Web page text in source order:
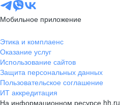
Мобильное приложение
Этика и комплаенс
Оказание услуг
Использование сайтов
Защита персональных данных
Пользовательское соглашение
ИТ аккредитация
На информационном ресурсе hh.ru